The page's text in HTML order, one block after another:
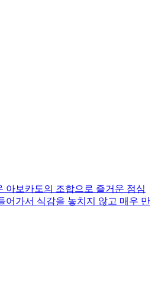
아보카도의 조합으로 즐거운 점심
어가서 식감을 놓치지 않고 매우 만